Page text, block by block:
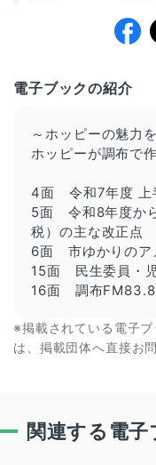
電子ブックの紹介
～ホッピーの魅力
ホッピーが調布で
4面 令和7年度 上
5面 令和8年度か
税）の主な改正点
6面 市ゆかりのア
15面 民生委員・
16面 調布
※掲載されている電子
は、掲載団体へ直接お
関連する電子